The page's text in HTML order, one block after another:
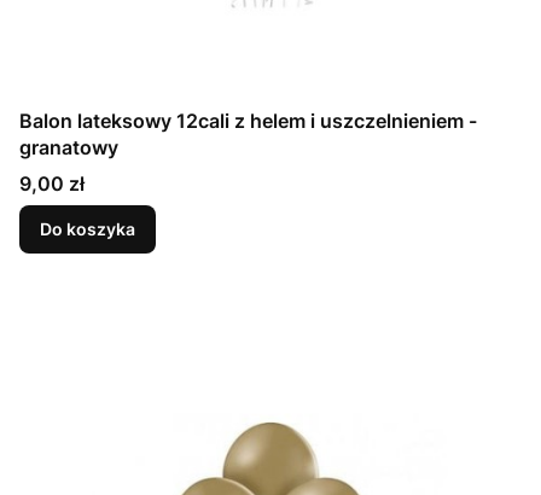
Balon lateksowy 12cali z helem i uszczelnieniem -
granatowy
Cena
9,00 zł
Do koszyka